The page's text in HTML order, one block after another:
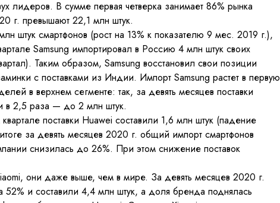
лидеров. В сумме первая четверка занимает 86% рынка
г. превышают 22,1 млн штук.
штук смартфонов (рост на 13% к показателю 9 мес. 2019 г.),
Samsung импортировал в Россию 4 млн штук своих
Таким образом, Samsung восстановил свои позиции
с поставками из Индии. Импорт Samsung растет в первую
в верхнем сегменте: так, за девять месяцев поставки
в 2,5 раза — до 2 млн штук.
поставки Huawei составили 1,6 млн штук (падение
за девять месяцев 2020 г. общий импорт смартфонов
снизилась до 26%. При этом снижение поставок
они даже выше, чем в мире. За девять месяцев 2020 г.
52% и составили 4,4 млн штук, а доля бренда поднялась